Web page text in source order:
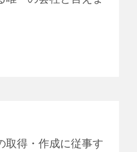
取得・作成に従事す